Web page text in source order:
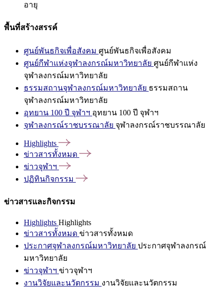
อายุ
พื้นที่สร้างสรรค์
ศูนย์พันธกิจเพื่อสังคม ศูนย์พันธกิจเพื่อสังคม
ศูนย์กีฬาแห่งจุฬาลงกรณ์มหาวิทยาลัย ศูนย์กีฬาแห่ง
จุฬาลงกรณ์มหาวิทยาลัย
ธรรมสถานจุฬาลงกรณ์มหาวิทยาลัย ธรรมสถาน
จุฬาลงกรณ์มหาวิทยาลัย
อุทยาน 100 ปี จุฬาฯ อุทยาน 100 ปี จุฬาฯ
จุฬาลงกรณ์ราชบรรณาลัย จุฬาลงกรณ์ราชบรรณาลัย
Highlights
ข่าวสารทั้งหมด
ข่าวจุฬาฯ
ปฏิทินกิจกรรม
ข่าวสารและกิจกรรม
Highlights Highlights
ข่าวสารทั้งหมด ข่าวสารทั้งหมด
ประกาศจุฬาลงกรณ์มหาวิทยาลัย ประกาศจุฬาลงกรณ์
มหาวิทยาลัย
ข่าวจุฬาฯ ข่าวจุฬาฯ
งานวิจัยและนวัตกรรม งานวิจัยและนวัตกรรม